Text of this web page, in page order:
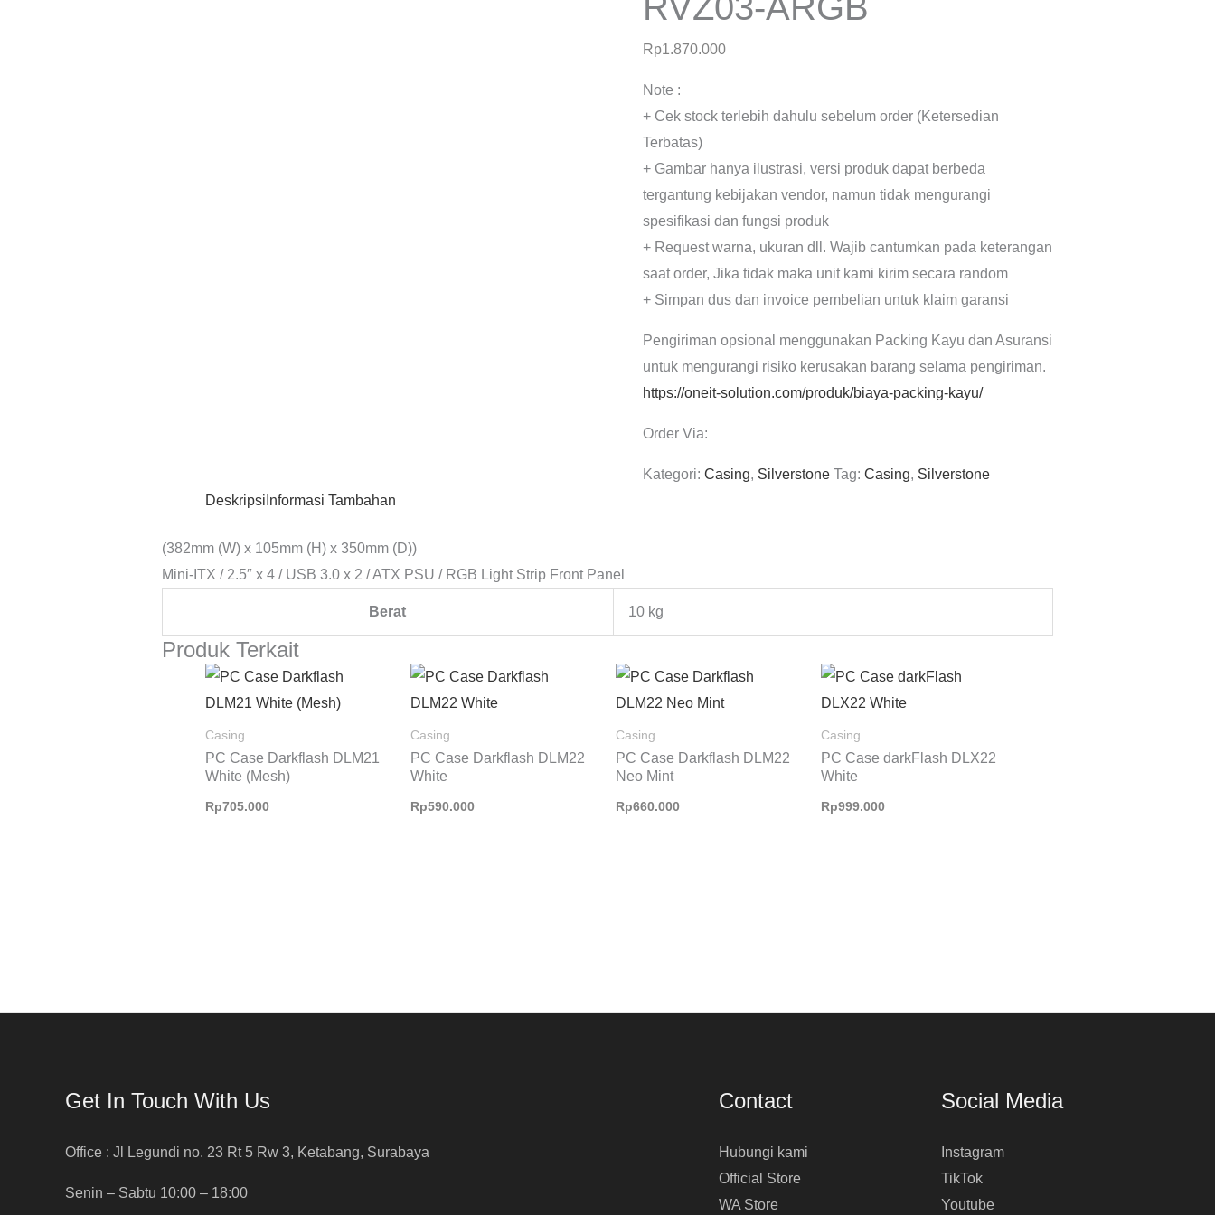
Rp1.870.000
Note :
+ Cek stock terlebih dahulu sebelum order (Ketersedian
Terbatas)
+ Gambar hanya ilustrasi, versi produk dapat berbeda
tergantung kebijakan vendor, namun tidak mengurangi
spesifikasi dan fungsi produk
+ Request warna, ukuran dll. Wajib cantumkan pada keterangan
saat order, Jika tidak maka unit kami kirim secara random
+ Simpan dus dan invoice pembelian untuk klaim garansi
Pengiriman opsional menggunakan Packing Kayu dan Asuransi
untuk mengurangi risiko kerusakan barang selama pengiriman.
https://oneit-solution.com/produk/biaya-packing-kayu/
Order Via:
Kategori:Casing, Silverstone Tag:Casing, Silverstone
Deskripsi Informasi Tambahan
(382mm (W) x 105mm (H) x 350mm (D))
Mini-ITX / 2.5″ x 4 / USB 3.0 x 2 / ATX PSU / RGB Light Strip Front Panel
Berat 10 kg
Produk Terkait
Casing
PC Case Darkflash DLM21
White (Mesh)
Rp705.000
Casing
PC Case Darkflash DLM22
White
Rp590.000
Casing
PC Case Darkflash DLM22
Neo Mint
Rp660.000
Casing
PC Case darkFlash DLX22
White
Rp999.000
Get In Touch With Us
Office : Jl Legundi no. 23 Rt 5 Rw 3, Ketabang, Surabaya
Senin – Sabtu 10:00 – 18:00
Contact
Hubungi kami
Official Store
WA Store
Social Media
Instagram
TikTok
Youtube